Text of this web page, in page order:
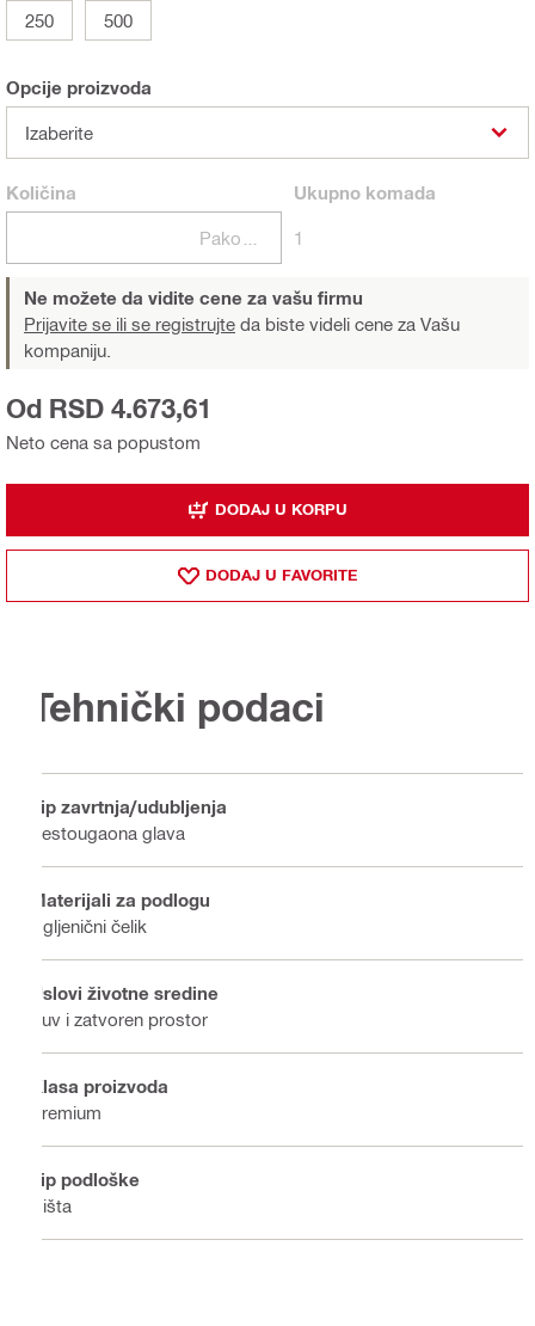
250
500
Opcije proizvoda
Izaberite
Količina Ukupnokomada
1
Ne možete da vidite cene za vašu firmu
Prijavite se ili se registrujte da biste videli cene za Vašu
kompaniju.
Neto cena sa popustom
Od RSD 4.673,61
DODAJ U KORPU
DODAJ U FAVORITE
Tehnički podaci
Tip zavrtnja/udubljenja
Šestougaona glava
Materijali za podlogu
Ugljenični čelik
Uslovi životne sredine
Suv i zatvoren prostor
Klasa proizvoda
Premium
Tip podloške
Ništa